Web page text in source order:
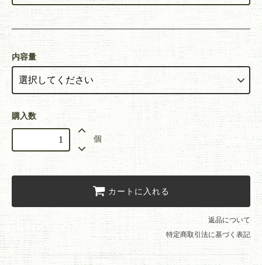
1,620円(税込)
A-20
2,160円(税込)
3,240円(税込)
A-50
5,400円(税込)
内容量
購入数
個
カートに入れる
返品について
特定商取引法に基づく表記